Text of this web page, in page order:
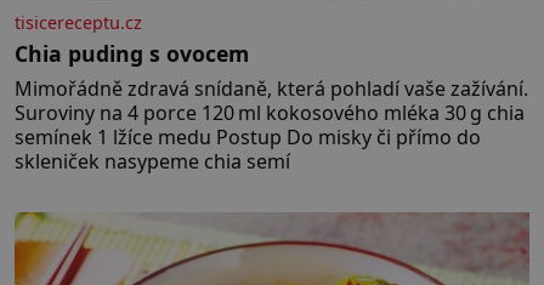
tisicereceptu.cz
Chia puding s ovocem
Mimořádně zdravá snídaně, která pohladí vaše zažívání.
Suroviny na 4 porce 120 ml kokosového mléka 30 g chia
semínek 1 lžíce medu Postup Do misky či přímo do
skleniček nasypeme chia semí